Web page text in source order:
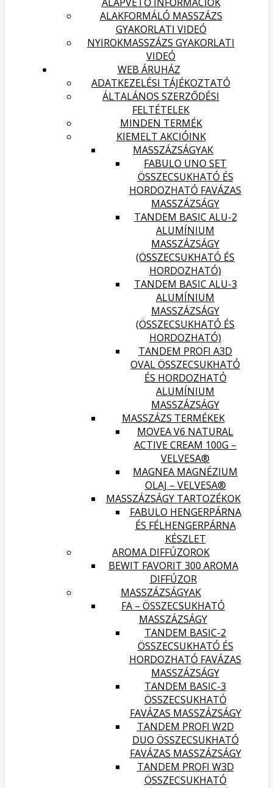
ALAKFORMÁLÓ MASSZÁZS
GYAKORLATI VIDEÓ
NYIROKMASSZÁZS GYAKORLATI
VIDEÓ
WEB ÁRUHÁZ
ADATKEZELÉSI TÁJÉKOZTATÓ
ÁLTALÁNOS SZERZŐDÉSI
FELTÉTELEK
MINDEN TERMÉK
KIEMELT AKCIÓINK
MASSZÁZSÁGYAK
FABULO UNO SET
ÖSSZECSUKHATÓ ÉS
HORDOZHATÓ FAVÁZAS
MASSZÁZSÁGY
TANDEM BASIC ALU-2
ALUMÍNIUM
MASSZÁZSÁGY
(ÖSSZECSUKHATÓ ÉS
HORDOZHATÓ)
TANDEM BASIC ALU-3
ALUMÍNIUM
MASSZÁZSÁGY
(ÖSSZECSUKHATÓ ÉS
HORDOZHATÓ)
TANDEM PROFI A3D
OVAL ÖSSZECSUKHATÓ
ÉS HORDOZHATÓ
ALUMÍNIUM
MASSZÁZSÁGY
MASSZÁZS TERMÉKEK
MOVEA V6 NATURAL
ACTIVE CREAM 100G –
VELVESA®
MAGNEA MAGNÉZIUM
OLAJ – VELVESA®
MASSZÁZSÁGY TARTOZÉKOK
FABULO HENGERPÁRNA
ÉS FÉLHENGERPÁRNA
KÉSZLET
AROMA DIFFÚZOROK
BEWIT FAVORIT 300 AROMA
DIFFÚZOR
MASSZÁZSÁGYAK
FA – ÖSSZECSUKHATÓ
MASSZÁZSÁGY
TANDEM BASIC-2
ÖSSZECSUKHATÓ ÉS
HORDOZHATÓ FAVÁZAS
MASSZÁZSÁGY
TANDEM BASIC-3
ÖSSZECSUKHATÓ
FAVÁZAS MASSZÁZSÁGY
TANDEM PROFI W2D
DUO ÖSSZECSUKHATÓ
FAVÁZAS MASSZÁZSÁGY
TANDEM PROFI W3D
ÖSSZECSUKHATÓ